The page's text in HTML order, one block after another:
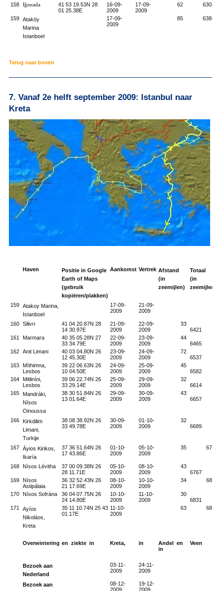
158 Iğneada
41 53 19.53N 28
01 25.38E
16-09-
2009
17-09-
2009
62 6303
159 Ataköy
Marina
Istanboel
17-09-
2009
85 6388
Terug naar boven
7. Vanaf 2e helft september 2009: Istanbul naar
Kreta
Haven
Positie in Google
Earth of Maps
(gebruik
kopiëren/plakken)
Aankomst Vertrek Afstand
(in
zeemijlen)
Totaal
(in
zeemijlen
159 Atakoy Marina,
Istanboel
17-09-
2009
21-09-
2009
160 Silivri
41 04 20.87N 28
14 30.97E
21-09-
2009
22-09-
2009
33
6421
161
Marmara
40 35 05.28N 27
33 34.79E
22-09-
2009
23-09-
2009
44
6465
162 Anit Limani
40 03 04.80N 26
12 45.30E
23-09-
2009
24-09-
2009
72
6537
163
Míthimna,
Lesbos
39 22 06.63N 26
10 04.50E
24-09-
2009
25-09-
2009
45
6582
164
Mitliníni,
Lesbos
39 06 22.74N 26
33 29.14E
25-09-
2009
29-09-
2009
32
6614
165
Mandráki,
Nísos
Oinoussa
38 30 51.84N 26
13 01.64E
29-09-
2009
30-09-
2009
43
6657
166
Kirkdilim
Limani,
Turkije
38 08 38.92N 26
33 49.78E
30-09-
2009
01-10-
2009
32
6689
167 Áyios Kirikos,
Ikaría
37 36 51.64N 26
17 43.86E
01-10-
2009
05-10-
2009
35 6724
168 Nísos Lévitha
37 00 09.38N 26
28 11.71E
05-10-
2009
08-10-
2009
43
6767
169
Nísos
Astipálaia
36 32 52.43N 26
21 17.69E
08-10-
2009
10-10-
2009
34 6801
170 Nísos Sofrána
36 04 07.75N 26
24 14.80E
10-10-
2009
11-10-
2009
30
6831
171
Ayíos
Nikoláos,
Kreta
35 11 10.74N 25 43
01.17E
11-10-
2009
63 6894
Overwintering en ziekte in Kreta, in
Andel en
in
Veen
Bezoek aan
Nederland
03-11-
2009
24-11-
2009
Bezoek aan
08-12-
2009
19-12-
2009